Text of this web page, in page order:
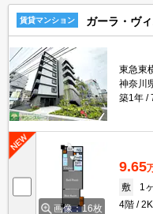
賃貸マンション ガーラ・ヴ
東急東
神奈川
築1年
画像：16枚
9.65
敷
1
4階
2K